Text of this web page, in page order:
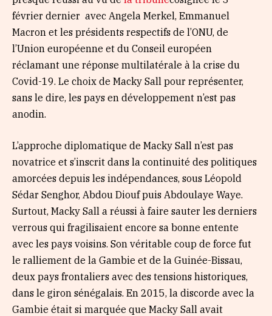
février dernier avec Angela Merkel, Emmanuel
Macron et les présidents respectifs de l’ONU, de
l’Union européenne et du Conseil européen
réclamant une réponse multilatérale à la crise du
Covid-19. Le choix de Macky Sall pour représenter,
sans le dire, les pays en développement n’est pas
anodin.
L’approche diplomatique de Macky Sall n’est pas
novatrice et s’inscrit dans la continuité des politiques
amorcées depuis les indépendances, sous Léopold
Sédar Senghor, Abdou Diouf puis Abdoulaye Waye.
Surtout, Macky Sall a réussi à faire sauter les derniers
verrous qui fragilisaient encore sa bonne entente
avec les pays voisins. Son véritable coup de force fut
le ralliement de la Gambie et de la Guinée-Bissau,
deux pays frontaliers avec des tensions historiques,
dans le giron sénégalais. En 2015, la discorde avec la
Gambie était si marquée que Macky Sall avait